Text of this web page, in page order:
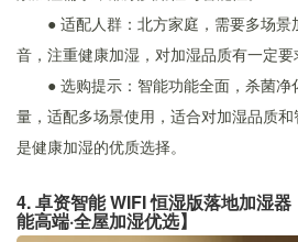
● 适配人群：北方家庭，需要多场
音，注重健康加湿，对加湿品质有一定要
● 选购提示：智能功能全面，杀菌
量，适配多场景使用，适合对加湿品质和
是健康加湿的优质选择。
4. 卓资智能 WIFI 恒湿版落地加湿
能高端·全屋加湿优选】